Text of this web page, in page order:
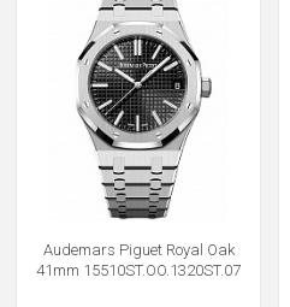
Audemars Piguet Royal Oak
41mm 15510ST.OO.1320ST.07